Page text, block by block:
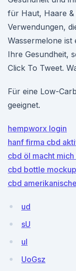
für Haut, Haare &
Verwendungen,
Wassermelone
Ihre Gesundheit,
Click To Tweet.
Für eine Low-
geeignet.
hempworx login
hanf firma cbd
cbd öl macht
cbd bottle
cbd
ud
sU
uI
UoGsz